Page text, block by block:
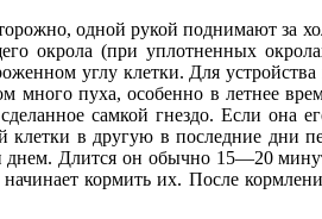
одной рукой поднимают за
окрола (при уплотненных
углу клетки. Для устройства
пуха, особенно в летнее
самкой гнездо. Если она
в другую в последние дни
Длится он обычно 15—20
кормить их. После